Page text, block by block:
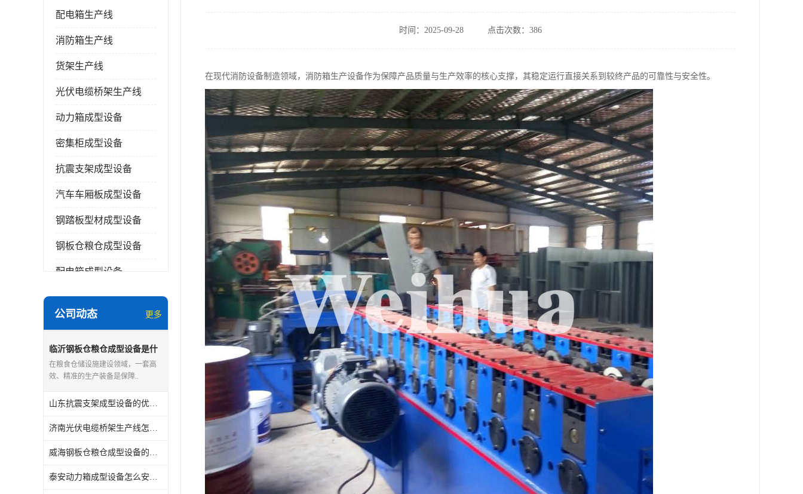
配电箱生产线
消防箱生产线
货架生产线
光伏电缆桥架生产线
动力箱成型设备
密集柜成型设备
抗震支架成型设备
汽车车厢板成型设备
钢踏板型材成型设备
钢板仓粮仓成型设备
配电箱成型设备
其他
公司动态 更多
临沂钢板仓粮仓成型设备是什
么
在粮食仓储设施建设领域，一套高
效、精准的生产装备是保障..
山东抗震支架成型设备的优点和缺点
济南光伏电缆桥架生产线怎么安装与维护
威海钢板仓粮仓成型设备的主要用途
泰安动力箱成型设备怎么安装与维护
时间：2025-09-28 点击次数：386
在现代消防设备制造领域，消防箱生产设备作为保障产品质量与生产效率的核心支撑，其稳定运行直接关系到较终产品的可靠性与安全性。